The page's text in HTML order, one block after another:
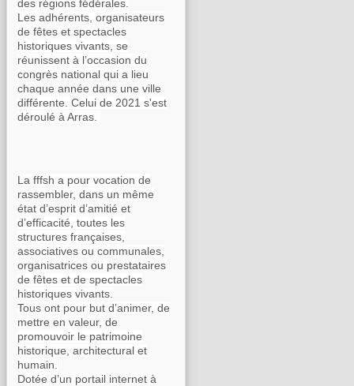
des régions fédérales.
Les adhérents, organisateurs
de fêtes et spectacles
historiques vivants, se
réunissent à l’occasion du
congrès national qui a lieu
chaque année dans une ville
différente. Celui de 2021 s'est
déroulé à Arras.
La fffsh a pour vocation de
rassembler, dans un même
état d’esprit d’amitié et
d’efficacité, toutes les
structures françaises,
associatives ou communales,
organisatrices ou prestataires
de fêtes et de spectacles
historiques vivants.
Tous ont pour but d’animer, de
mettre en valeur, de
promouvoir le patrimoine
historique, architectural et
humain.
Dotée d’un portail internet à